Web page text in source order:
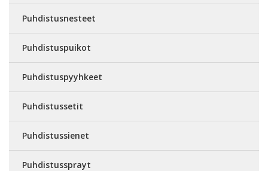
Puhdistusnesteet
Puhdistuspuikot
Puhdistuspyyhkeet
Puhdistussetit
Puhdistussienet
Puhdistussprayt